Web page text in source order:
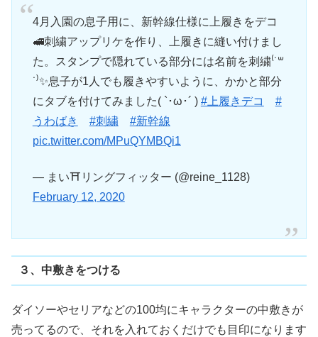
4月入園の息子用に、新幹線仕様に上履きをデコ
🚅刺繍アップリケを作り、上履きに縫い付けまし
た。スタンプで隠れている部分には名前を刺繍⁽˙꒳
˙⁾✨息子が1人でも履きやすいように、かかと部分
にタブを付けてみました( `･ω･´ ) #上履きデコ
#
うわばき
#刺繍
#新幹線
pic.twitter.com/MPuQYMBQi1
— まい⛩リングフィッター (@reine_1128)
February 12, 2020
３、中敷きをつける
ダイソーやセリアなどの100均にキャラクターの中敷きが
売ってるので、それを入れておくだけでも目印になります